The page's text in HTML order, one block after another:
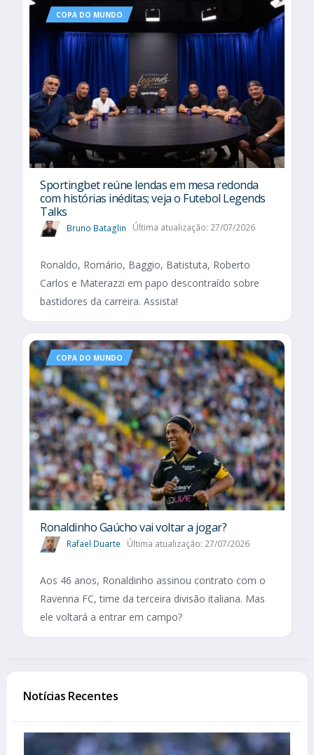
COPA DO MUNDO
Sportingbet reúne lendas em mesa redonda
com histórias inéditas; veja o Futebol Legends
Talks
Bruno Bataglin Última atualização: 27/07/2026
Ronaldo, Romário, Baggio, Batistuta, Roberto
Carlos e Materazzi em papo descontraído sobre
bastidores da carreira. Assista!
COPA DO MUNDO
Ronaldinho Gaúcho vai voltar a jogar?
Rafael Duarte Última atualização: 27/07/2026
Aos 46 anos, Ronaldinho assinou contrato com o
Ravenna FC, time da terceira divisão italiana. Mas
ele voltará a entrar em campo?
Notícias Recentes